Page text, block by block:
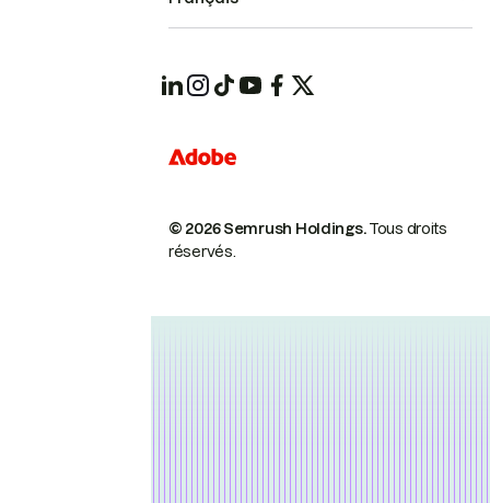
© 2026 Semrush Holdings.Tous droits
réservés.